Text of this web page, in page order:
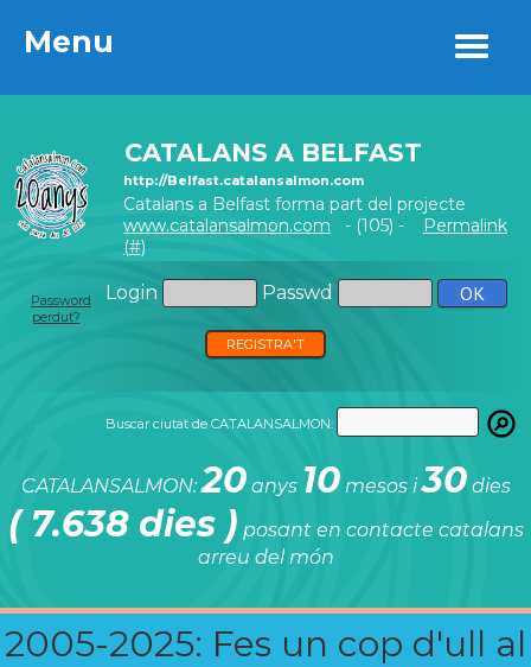
Menu
CATALANS A BELFAST
http://Belfast.catalansalmon.com
Catalans a Belfast forma part del projecte
www.catalansalmon.com - (105) -
Permalink
(#)
Login Passwd
Password
perdut?
REGISTRA'T
Buscar ciutat de CATALANSALMON:
CATALANSALMON:20anys 10mesos i30dies
( 7.638 dies ) posant en contacte catalans
arreu del món
2005-2025: Fes un cop d'ull al
Menu